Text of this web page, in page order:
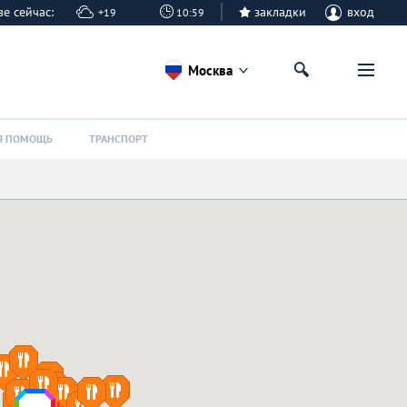
сейчас: +19 10:59 закладки вход
Москва
ПОМОЩЬ ТРАНСПОРТ